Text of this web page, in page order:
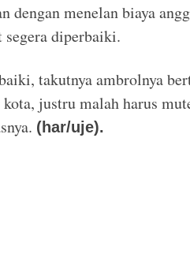
dengan menelan biaya
diperbaiki.
takutnya ambrolnya
justru malah harus
(har/uje).